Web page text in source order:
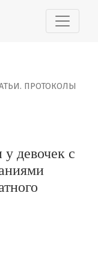
с
ПРОТОКОЛЫ
девочек с